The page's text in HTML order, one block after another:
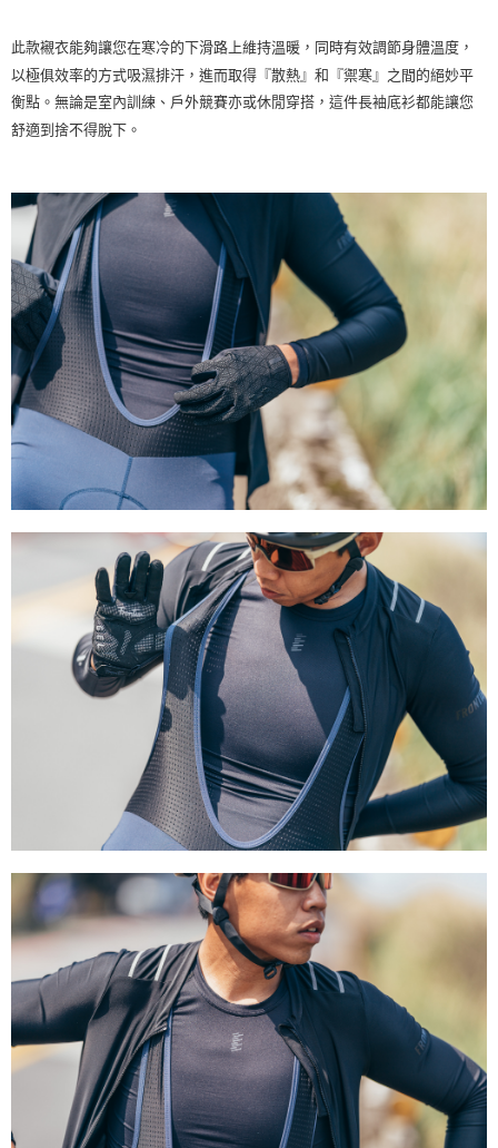
此款襯衣能夠讓您在寒冷的下滑路上維持溫暖，同時有效調節身體溫度，
以極俱效率的方式吸濕排汗，進而取得『散熱』和『禦寒』之間的絕妙平
衡點。無論是室內訓練、戶外競賽亦或休閒穿搭，這件長袖底衫都能讓您
舒適到捨不得脫下。